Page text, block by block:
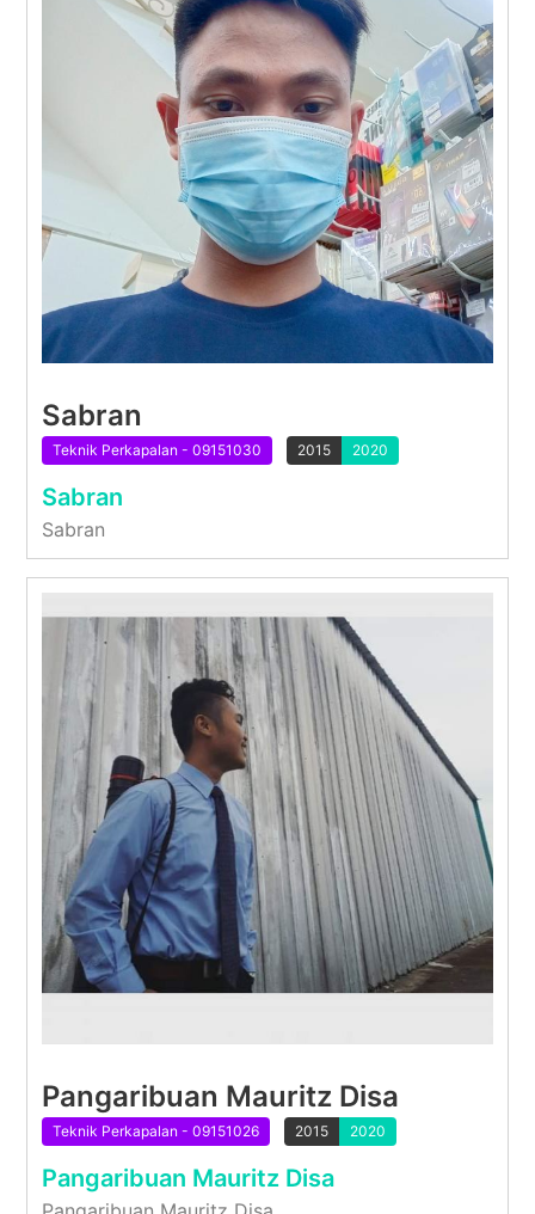
Sabran
Teknik Perkapalan - 09151030 2015 2020
Sabran
Sabran
Pangaribuan Mauritz Disa
Teknik Perkapalan - 09151026 2015 2020
Pangaribuan Mauritz Disa